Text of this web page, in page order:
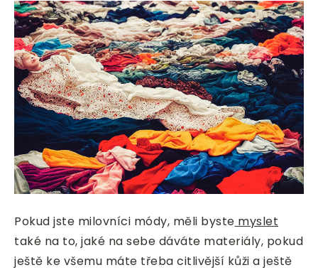
Pokud jste milovníci módy, měli byste myslet
také na to, jaké na sebe dáváte materiály, pokud
ještě ke všemu máte třeba citlivější kůži a ještě